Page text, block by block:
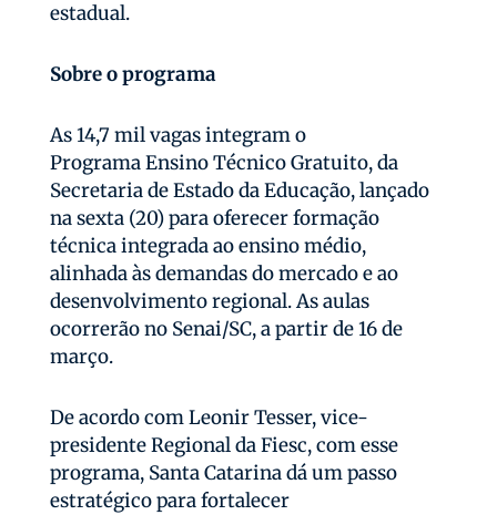
estadual.
Sobre o programa
As 14,7 mil vagas integram o
Programa Ensino Técnico Gratuito, da
Secretaria de Estado da Educação, lançado
na sexta (20) para oferecer formação
técnica integrada ao ensino médio,
alinhada às demandas do mercado e ao
desenvolvimento regional. As aulas
ocorrerão no Senai/SC, a partir de 16 de
março.
De acordo com Leonir Tesser, vice-
presidente Regional da Fiesc, com esse
programa, Santa Catarina dá um passo
estratégico para fortalecer